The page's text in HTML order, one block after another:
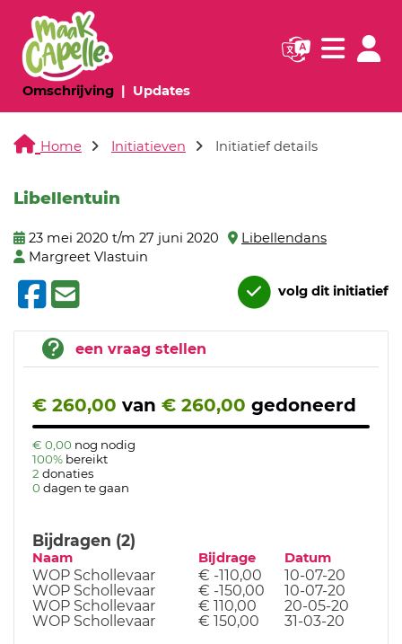
Omschrijving(huidige pagina)
Updates(huidige pagina)
Navigatie
Home Initiatieven Initiatief details
Libellentuin
23 mei 2020 t/m 27 juni 2020
Libellendans
Margreet Vlastuin
volg dit initiatief
een vraag stellen
€ 260,00 van € 260,00 gedoneerd
€ 0,00 nog nodig
100% bereikt
2 donaties
0 dagen te gaan
Bijdragen (2)
Naam Bijdrage Datum
WOP Schollevaar € -110,00
10-07-20
WOP Schollevaar
€ -150,00
10-07-20
WOP Schollevaar
€ 110,00
20-05-20
WOP Schollevaar
€ 150,00 31-03-20